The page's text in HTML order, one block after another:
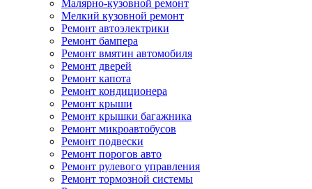
Малярно-кузовной ремонт
Мелкий кузовной ремонт
Ремонт автоэлектрики
Ремонт бампера
Ремонт вмятин автомобиля
Ремонт дверей
Ремонт капота
Ремонт кондиционера
Ремонт крыши
Ремонт крышки багажника
Ремонт микроавтобусов
Ремонт подвески
Ремонт порогов авто
Ремонт рулевого управления
Ремонт тормозной системы